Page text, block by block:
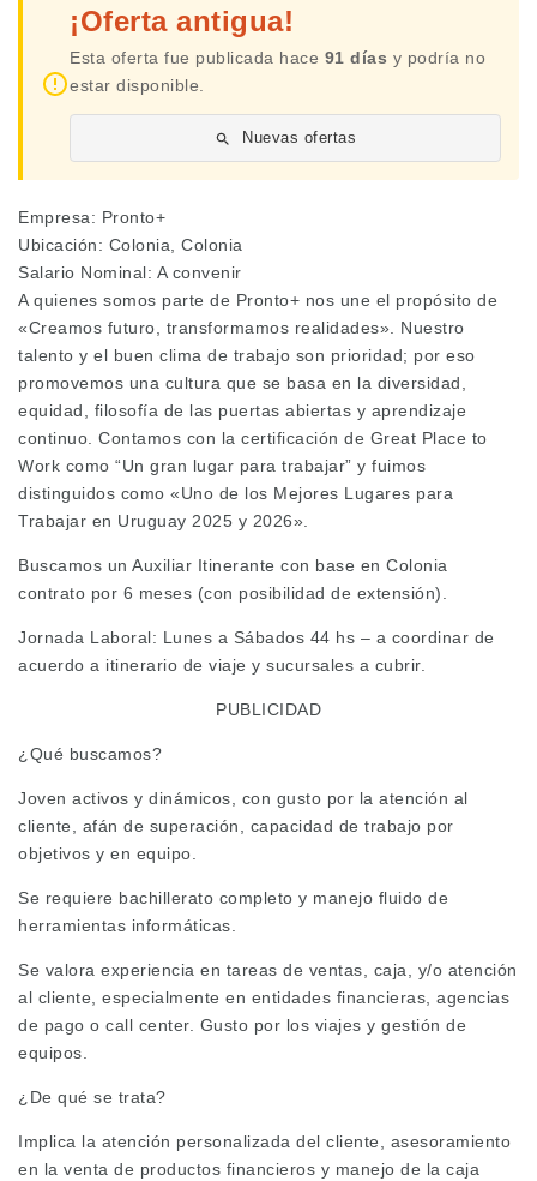
¡Oferta antigua!
Esta oferta fue publicada hace 91 días y podría no
estar disponible.
Nuevas ofertas
Empresa: Pronto+
Ubicación: Colonia, Colonia
Salario Nominal: A convenir
A quienes somos parte de Pronto+ nos une el propósito de
«Creamos futuro, transformamos realidades». Nuestro
talento y el buen clima de trabajo son prioridad; por eso
promovemos una cultura que se basa en la diversidad,
equidad, filosofía de las puertas abiertas y aprendizaje
continuo. Contamos con la certificación de Great Place to
Work como “Un gran lugar para trabajar” y fuimos
distinguidos como «Uno de los Mejores Lugares para
Trabajar en Uruguay 2025 y 2026».
Buscamos un Auxiliar Itinerante con base en Colonia
contrato por 6 meses (con posibilidad de extensión).
Jornada Laboral: Lunes a Sábados 44 hs – a coordinar de
acuerdo a itinerario de viaje y sucursales a cubrir.
PUBLICIDAD
¿Qué buscamos?
Joven activos y dinámicos, con gusto por la atención al
cliente, afán de superación, capacidad de trabajo por
objetivos y en equipo.
Se requiere bachillerato completo y manejo fluido de
herramientas informáticas.
Se valora experiencia en tareas de ventas, caja, y/o atención
al cliente, especialmente en entidades financieras, agencias
de pago o call center. Gusto por los viajes y gestión de
equipos.
¿De qué se trata?
Implica la atención personalizada del cliente, asesoramiento
en la venta de productos financieros y manejo de la caja